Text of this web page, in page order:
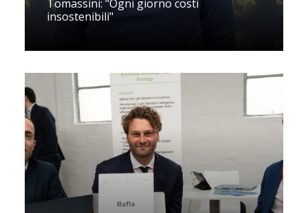
Tomassini: "Ogni giorno costi
insostenibili"